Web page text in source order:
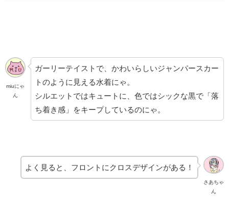
miuにゃ
ん
ガーリーテイストで、かわいらしいジャンパースカー
トのように見える水着にゃ。
シルエットではキュートに、色ではシックな黒で「落
ち着き感」をキープしているのにゃ。
さあちゃ
ん
よく見ると、フロントにクロスデザインがある！